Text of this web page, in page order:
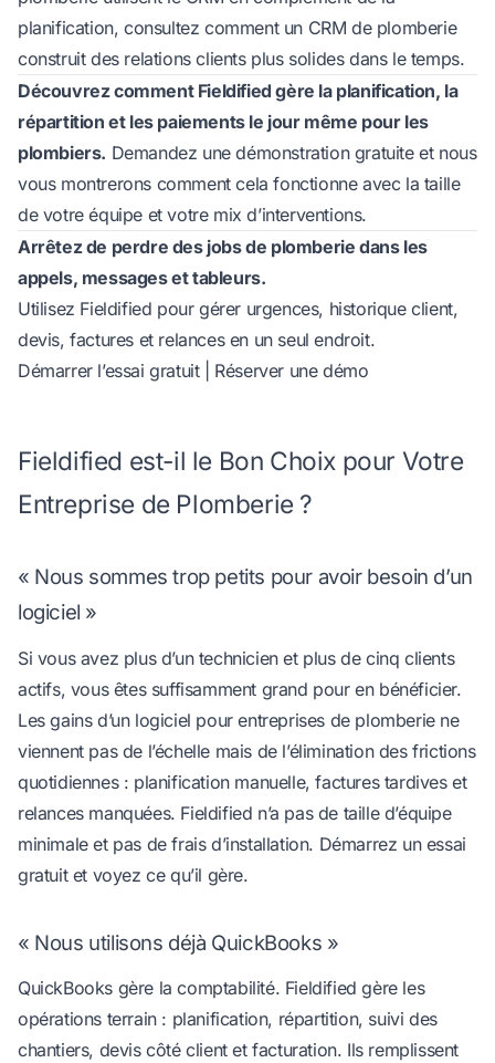
planification, consultezcomment un CRM de plomberie
construit des relations clients plus solides dans le temps.
Découvrez comment Fieldified gère la planification, la
répartition et les paiements le jour même pour les
plombiers. Demandez une démonstration gratuiteet nous
vous montrerons comment cela fonctionne avec la taille
de votre équipe et votre mix d’interventions.
Arrêtez de perdre des jobs de plomberie dans les
appels, messages et tableurs.
Utilisez Fieldified pour gérer urgences, historique client,
devis, factures et relances en un seul endroit.
Démarrer l’essai gratuit| Réserver une démo
Fieldified est-il le Bon Choix pour Votre
Entreprise de Plomberie ?
« Nous sommes trop petits pour avoir besoin d’un
logiciel »
Si vous avez plus d’un technicien et plus de cinq clients
actifs, vous êtes suffisamment grand pour en bénéficier.
Les gains d’un logiciel pour entreprises de plomberie ne
viennent pas de l’échelle mais de l’élimination des frictions
quotidiennes : planification manuelle, factures tardives et
relances manquées. Fieldified n’a pas de taille d’équipe
minimale et pas de frais d’installation. Démarrez un essai
gratuit et voyez ce qu’il gère.
« Nous utilisons déjà QuickBooks »
QuickBooks gère la comptabilité. Fieldified gère les
opérations terrain : planification, répartition, suivi des
chantiers, devis côté client et facturation. Ils remplissent